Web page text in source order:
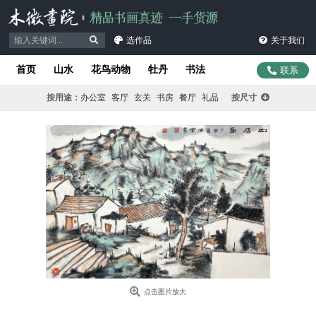
选作品 关于我们
首页 山水 花鸟动物 牡丹 书法 联系
按用途： 办公室 客厅 玄关 书房 餐厅 礼品 按尺寸
点击图片放大